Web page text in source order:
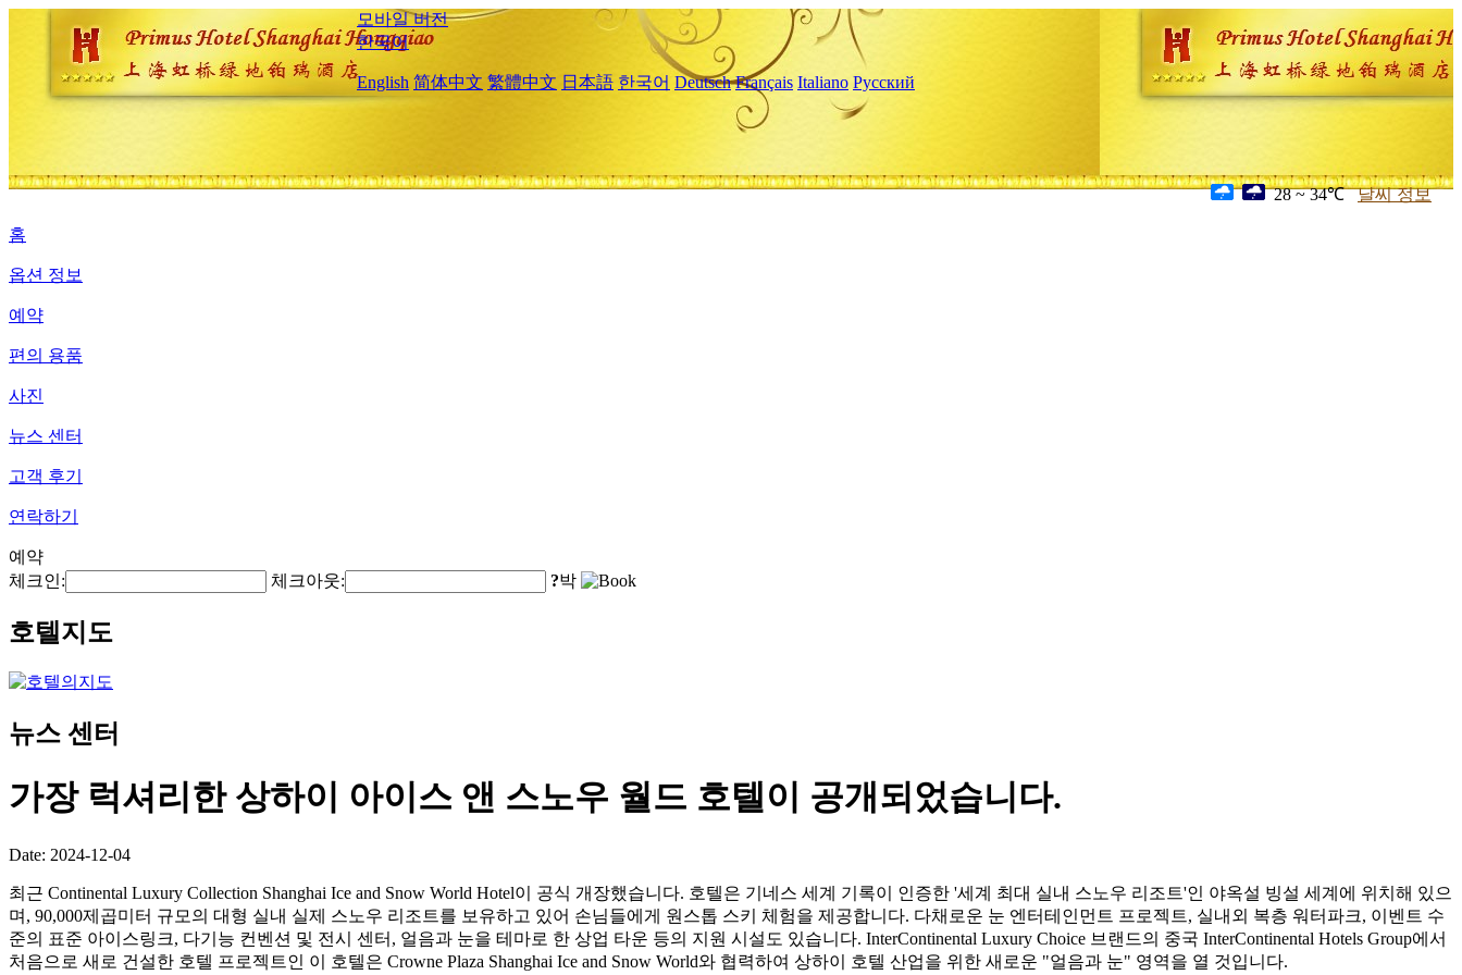
모바일 버전
한국어
English 简体中文 繁體中文 日本語 한국어 Deutsch Français Italiano Русский
28 ~ 34℃ 날씨 정보
홈
옵션 정보
예약
편의 용품
사진
뉴스 센터
고객 후기
연락하기
예약
체크인:
체크아웃: ?박
호텔지도
뉴스 센터
가장 럭셔리한 상하이 아이스 앤 스노우 월드 호텔이 공개되었습니다.
Date: 2024-12-04
최근 Continental Luxury Collection Shanghai Ice and Snow World Hotel이 공식 개장했습니다. 호텔은 기네스 세계 기록이 인증한 '세계 최대 실내 스노우 리조트'인 야옥설 빙설 세계에 위치해 있으
며, 90,000제곱미터 규모의 대형 실내 실제 스노우 리조트를 보유하고 있어 손님들에게 원스톱 스키 체험을 제공합니다. 다채로운 눈 엔터테인먼트 프로젝트, 실내외 복층 워터파크, 이벤트 수
준의 표준 아이스링크, 다기능 컨벤션 및 전시 센터, 얼음과 눈을 테마로 한 상업 타운 등의 지원 시설도 있습니다. InterContinental Luxury Choice 브랜드의 중국 InterContinental Hotels Group에서
처음으로 새로 건설한 호텔 프로젝트인 이 호텔은 Crowne Plaza Shanghai Ice and Snow World와 협력하여 상하이 호텔 산업을 위한 새로운 "얼음과 눈" 영역을 열 것입니다.